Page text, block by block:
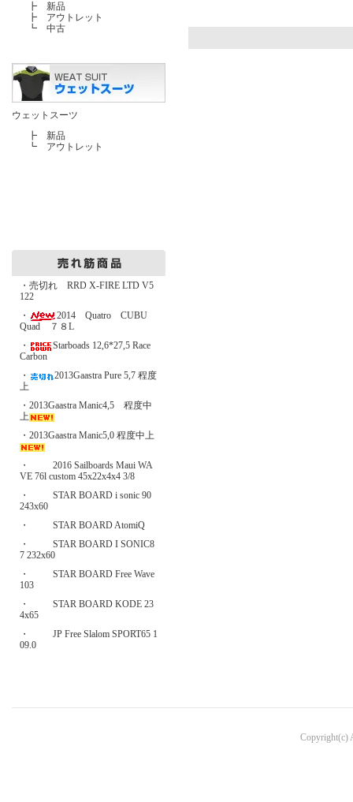
┣ 新品
┣ アウトレット
┗ 中古
ウェットスーツ
┣ 新品
┗ アウトレット
・売切れ RRD X-FIRE LTD V5
122
・
2014 Quatro CUBU
Quad ７８L
・
Starboads 12,6*27,5 Race
Carbon
・
2013Gaastra Pure 5,7 程度
上
・2013Gaastra Manic4,5 程度中
上
・2013Gaastra Manic5,0 程度中上
・
2016 Sailboards Maui WA
VE 76l custom 45x22x4x4 3/8
・
STAR BOARD i sonic 90
243x60
・
STAR BOARD AtomiQ
・
STAR BOARD I SONIC8
7 232x60
・
STAR BOARD Free Wave
103
・
STAR BOARD KODE 23
4x65
・
JP Free Slalom SPORT65 1
09.0
Copyright(c)